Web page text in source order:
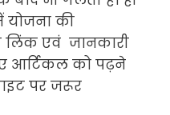
योजना की
लिंक एवं जानकारी
आर्टिकल को पढ़ने
पर जरूर